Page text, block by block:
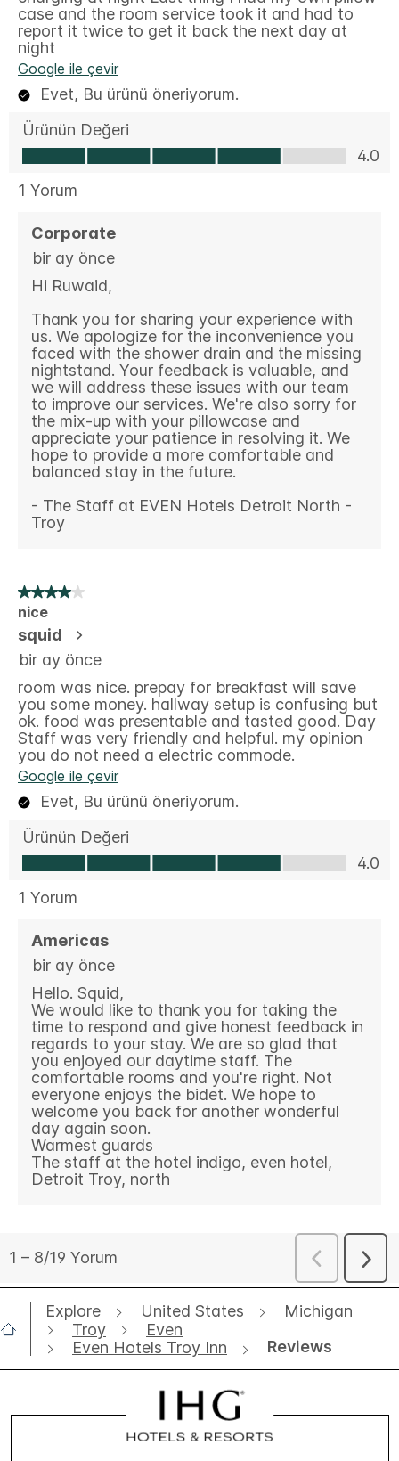
Explore United States
Michigan
Troy
Even
Even Hotels Troy Inn
Reviews